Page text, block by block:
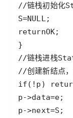
//链栈初始化
S=NULL
returnOK
//链栈进栈
//创建新结点
if ( ! p )
p->data=e
p->next=S